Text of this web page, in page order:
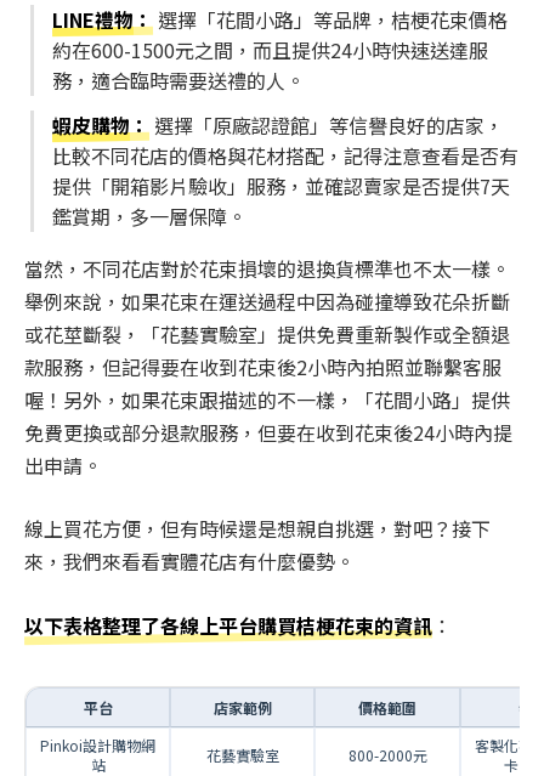
LINE禮物： 選擇「花間小路」等品牌，桔梗花束價格
約在600-1500元之間，而且提供24小時快速送達服
務，適合臨時需要送禮的人。
蝦皮購物： 選擇「原廠認證館」等信譽良好的店家，
比較不同花店的價格與花材搭配，記得注意查看是否有
提供「開箱影片驗收」服務，並確認賣家是否提供7天
鑑賞期，多一層保障。
當然，不同花店對於花束損壞的退換貨標準也不太一樣。
舉例來說，如果花束在運送過程中因為碰撞導致花朵折斷
或花莖斷裂，「花藝實驗室」提供免費重新製作或全額退
款服務，但記得要在收到花束後2小時內拍照並聯繫客服
喔！另外，如果花束跟描述的不一樣，「花間小路」提供
免費更換或部分退款服務，但要在收到花束後24小時內提
出申請。
線上買花方便，但有時候還是想親自挑選，對吧？接下
來，我們來看看實體花店有什麼優勢。
以下表格整理了各線上平台購買桔梗花束的資訊 ：
平台 店家範例 價格範圍
特
Pinkoi設計購物網
站
花藝實驗室 800-2000元
客製化花
卡片